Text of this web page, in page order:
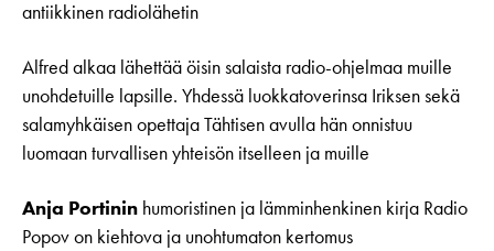
antiikkinen radiolähetin
Alfred alkaa lähettää öisin salaista radio-ohjelmaa muille
unohdetuille lapsille. Yhdessä luokkatoverinsa Iriksen sekä
salamyhkäisen opettaja Tähtisen avulla hän onnistuu
luomaan turvallisen yhteisön itselleen ja muille
Anja Portinin humoristinen ja lämminhenkinen kirja Radio
Popov on kiehtova ja unohtumaton kertomus